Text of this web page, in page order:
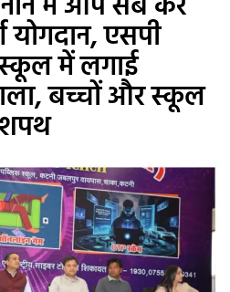
एसपी
में लगाई
बच्चों और स्कूल